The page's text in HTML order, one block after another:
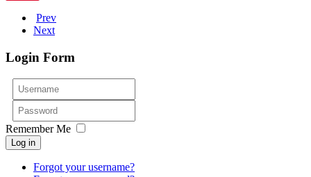
Prev
Next
Login Form
Username
Password
Remember Me
Log in
Forgot your username?